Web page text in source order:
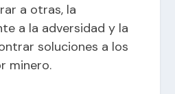
a otras, la
a la adversidad y la
soluciones a los
minero.